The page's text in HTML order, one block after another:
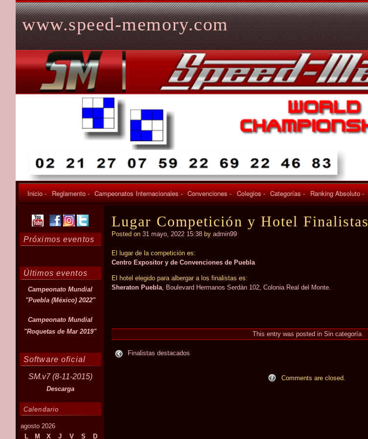
Skip to content
www.speed-memory.com
Inicio - Reglamento - Campeonatos Internacionales - Convenciones - Colegios - Categorías - Ranking Absoluto -
Lugar Competición y Hotel Finalistas
Posted on 31 mayo, 2022 15:38 by admin99
El lugar de la competición es:
Centro Expositor y de Convenciones de Puebla
El hotel elegido para albergar a los finalistas es:
Sheraton Puebla, Boulevard Hermanos Serdán 102, Colonia Real del Monte.
This entry was posted in Sin categoría
Finalistas destacados
Comments are closed.
Próximos eventos
Últimos eventos
Campeonato Mundial
"Puebla (México) 2022"
Campeonato Mundial
"Roquetas de Mar 2019"
Software oficial
SM.v7 (8-11-2015)
Descarga
Calendario
agosto 2026
L
M X J V S D